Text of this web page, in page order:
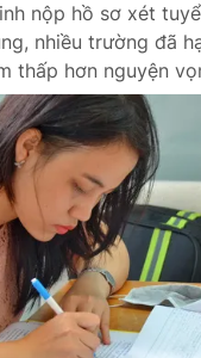
nộp hồ sơ xét
nhiều trường đã
thấp hơn nguyện